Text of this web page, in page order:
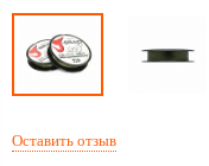
Оставить отзыв